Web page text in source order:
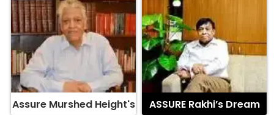
Assure Murshed Height's ASSURE Rakhi’s Dream